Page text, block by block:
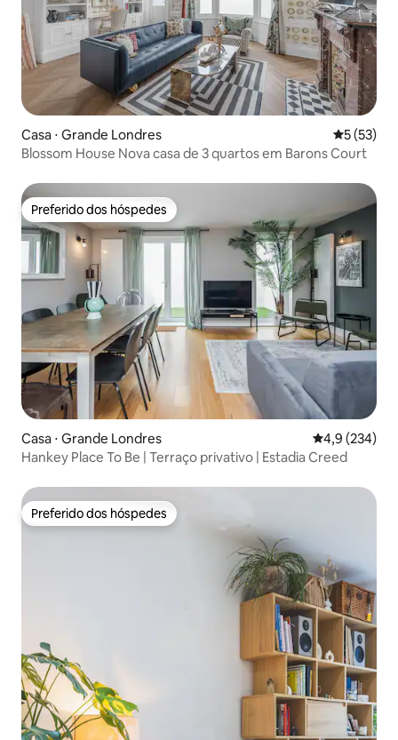
Casa ⋅ Grande Londres 5 de uma
5 (53)
Blossom House Nova casa de 3 quartos em Barons Court
Preferido dos hóspedes
Preferido dos hóspedes
Casa ⋅ Grande Londres 4,9 de uma
4,9 (234)
Hankey Place To Be | Terraço privativo | Estadia Creed
Preferido dos hóspedes
Preferido dos hóspedes